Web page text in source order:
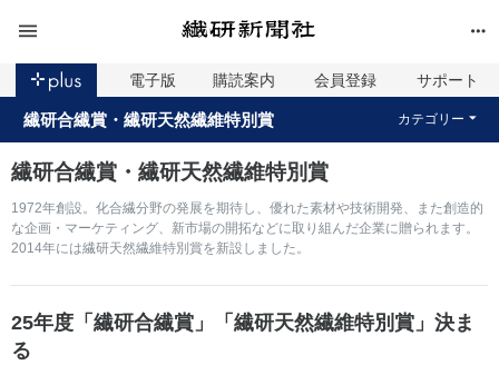
電子版 購読案内 会員登録 サポート
繊研合繊賞・繊研天然繊維特別賞 カテゴリー
繊研合繊賞・繊研天然繊維特別賞
1972年創設。化合繊分野の発展を期待し、優れた素材や技術開発、また創造的
な企画・マーケティング、新市場の開拓などに取り組んだ企業に贈られます。
2014年には繊研天然繊維特別賞を新設しました。
25年度「繊研合繊賞」「繊研天然繊維特別賞」決ま
る